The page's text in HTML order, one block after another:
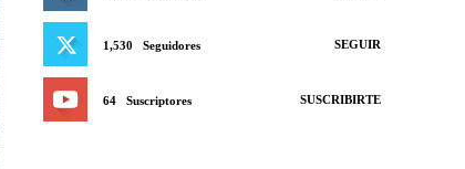
1,530 Seguidores SEGUIR
64 Suscriptores SUSCRIBIRTE